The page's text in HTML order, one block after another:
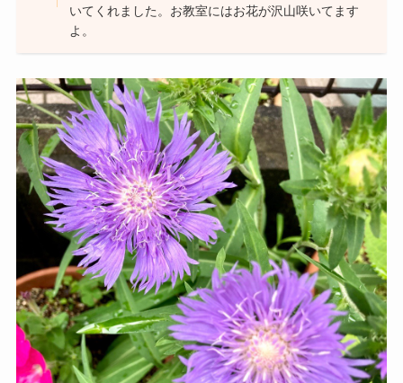
いてくれました。お教室にはお花が沢山咲いてます
よ。